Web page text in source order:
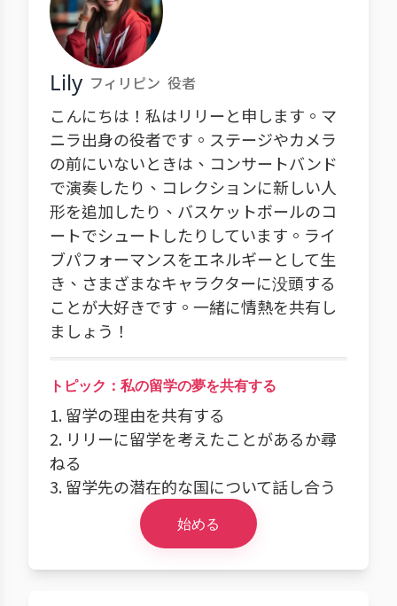
Lily フィリピン 役者
こんにちは！私はリリーと申します。マ
ニラ出身の役者です。ステージやカメラ
の前にいないときは、コンサートバンド
で演奏したり、コレクションに新しい人
形を追加したり、バスケットボールのコ
ートでシュートしたりしています。ライ
ブパフォーマンスをエネルギーとして生
き、さまざまなキャラクターに没頭する
ことが大好きです。一緒に情熱を共有し
ましょう！
トピック：私の留学の夢を共有する
1. 留学の理由を共有する
2. リリーに留学を考えたことがあるか尋
ねる
3. 留学先の潜在的な国について話し合う
始める